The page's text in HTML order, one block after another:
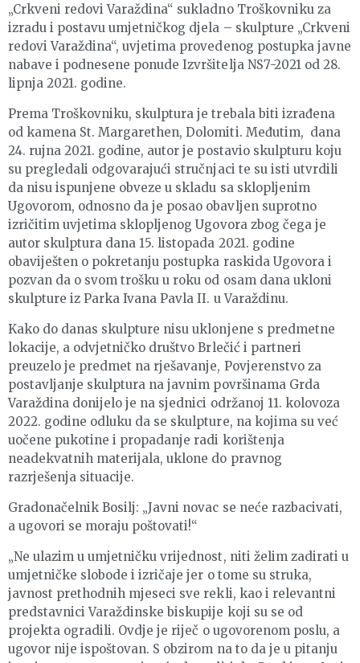
„Crkveni redovi Varaždina“ sukladno Troškovniku za
izradu i postavu umjetničkog djela – skulpture „Crkveni
redovi Varaždina“, uvjetima provedenog postupka javne
nabave i podnesene ponude Izvršitelja NS7-2021 od 28.
lipnja 2021. godine.
Prema Troškovniku, skulptura je trebala biti izrađena
od kamena St. Margarethen, Dolomiti. Međutim, dana
24. rujna 2021. godine, autor je postavio skulpturu koju
su pregledali odgovarajući stručnjaci te su isti utvrdili
da nisu ispunjene obveze u skladu sa sklopljenim
Ugovorom, odnosno da je posao obavljen suprotno
izričitim uvjetima sklopljenog Ugovora zbog čega je
autor skulptura dana 15. listopada 2021. godine
obaviješten o pokretanju postupka raskida Ugovora i
pozvan da o svom trošku u roku od osam dana ukloni
skulpture iz Parka Ivana Pavla II. u Varaždinu.
Kako do danas skulpture nisu uklonjene s predmetne
lokacije, a odvjetničko društvo Brlečić i partneri
preuzelo je predmet na rješavanje, Povjerenstvo za
postavljanje skulptura na javnim površinama Grda
Varaždina donijelo je na sjednici održanoj 11. kolovoza
2022. godine odluku da se skulpture, na kojima su već
uočene pukotine i propadanje radi korištenja
neadekvatnih materijala, uklone do pravnog
razrješenja situacije.
Gradonačelnik Bosilj: „Javni novac se neće razbacivati,
a ugovori se moraju poštovati!“
„Ne ulazim u umjetničku vrijednost, niti želim zadirati u
umjetničke slobode i izričaje jer o tome su struka,
javnost prethodnih mjeseci sve rekli, kao i relevantni
predstavnici Varaždinske biskupije koji su se od
projekta ogradili. Ovdje je riječ o ugovorenom poslu, a
ugovor nije ispoštovan. S obzirom na to da je u pitanju